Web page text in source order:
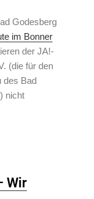
Godesberg
im Bonner
der JA!-
(die für den
des Bad
nicht
Wir